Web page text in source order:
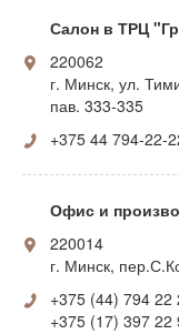
Салон в ТРЦ
220062
г. Минск, ул.
пав. 333-335
+375 44 794-22-
Офис и
220014
г. Минск,
+375 (44) 794 22
+375 (17) 397 22